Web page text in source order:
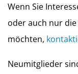
Wenn Sie
oder auch nur
möchten,
Neumitglieder